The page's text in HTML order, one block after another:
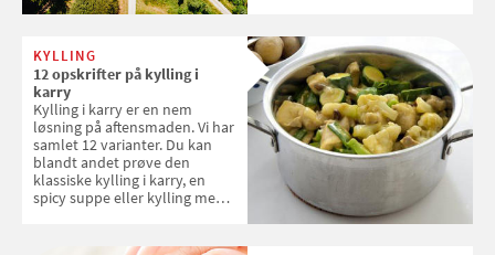
KYLLING
12 opskrifter på kylling i
karry
Kylling i karry er en nem
løsning på aftensmaden. Vi har
samlet 12 varianter. Du kan
blandt andet prøve den
klassiske kylling i karry, en
spicy suppe eller kylling med